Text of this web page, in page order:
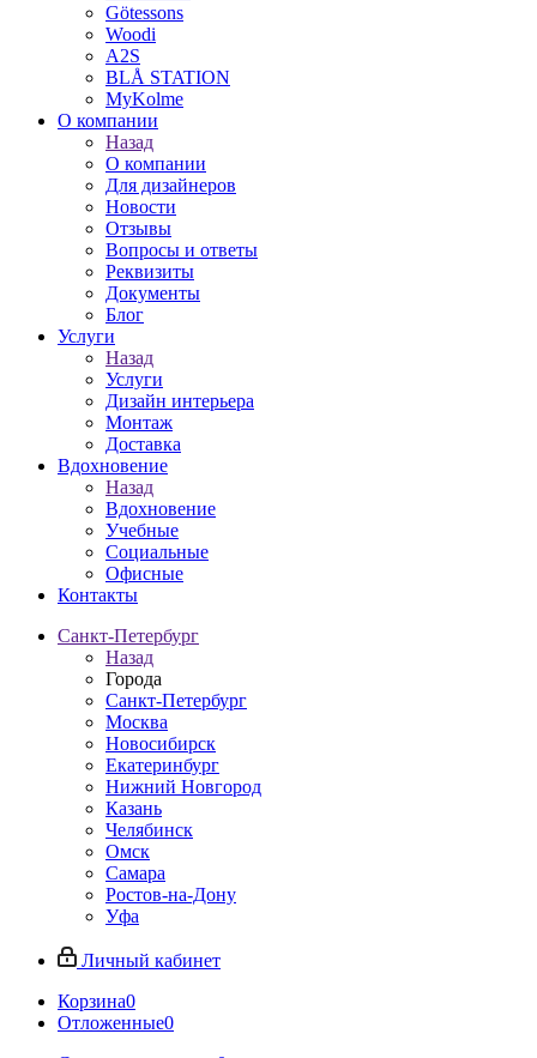
Götessons
Woodi
A2S
BLÅ STATION
MyKolme
О компании
Назад
О компании
Для дизайнеров
Новости
Отзывы
Вопросы и ответы
Реквизиты
Документы
Блог
Услуги
Назад
Услуги
Дизайн интерьера
Монтаж
Доставка
Вдохновение
Назад
Вдохновение
Учебные
Социальные
Офисные
Контакты
Санкт-Петербург
Назад
Города
Санкт-Петербург
Москва
Новосибирск
Екатеринбург
Нижний Новгород
Казань
Челябинск
Омск
Самара
Ростов-на-Дону
Уфа
Личный кабинет
Корзина0
Отложенные0